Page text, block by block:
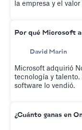
la empresa y el
Por qué Microsoft
David Marin
Microsoft adquirió
tecnología y talento.
software lo vendió.
¿Cuánto ganas en